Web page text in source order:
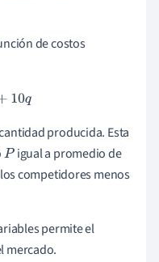
de costos
q
producida. Esta
P igual a promedio de
competidores menos
permite el
mercado.